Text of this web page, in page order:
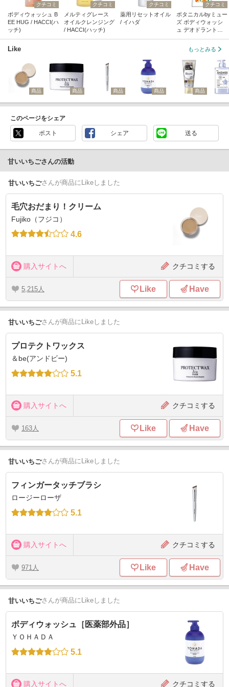
クチコミ
ボディウォッシュ B
EE HUG / HACCI(ハ
ッチ)
クチコミ
メルティグレース
オイルクレンジング
/ HACCI(ハッチ)
クチコミ
薬用リセットオイル
/ イハダ
クチコミ
ボタニカルbyミュー
ズ ボディウォッシ
ュ デオドラントク
Like もっとみる
商品 商品 商品 商品 商品
このページをシェア
ポスト シェア 送る
甘いいちごさんの活動
甘いいちごさんが商品にLikeしました
毛穴おだまり！クリーム
Fujiko（フジコ）
4.6
購入サイトへ クチコミする
5,215 Like Have
甘いいちごさんが商品にLikeしました
プロテクトワックス
＆be(アンドビー)
5.1
購入サイトへ クチコミする
163 Like Have
甘いいちごさんが商品にLikeしました
フィンガータッチブラシ
ロージーローザ
5.1
購入サイトへ クチコミする
971 Like Have
甘いいちごさんが商品にLikeしました
ボディウォッシュ［医薬部外品］
ＹＯＨＡＤＡ
5.1
購入サイトへ クチコミする